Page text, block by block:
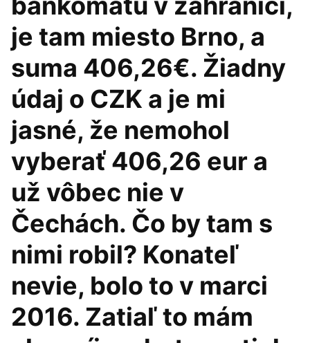
je tam miesto Brno, a
suma 406,26€. Žiadny
údaj o CZK a je mi
jasné, že nemohol
vyberať 406,26 eur a
už vôbec nie v
Čechách. Čo by tam s
nimi robil? Konateľ
nevie, bolo to v marci
2016. Zatiaľ to mám